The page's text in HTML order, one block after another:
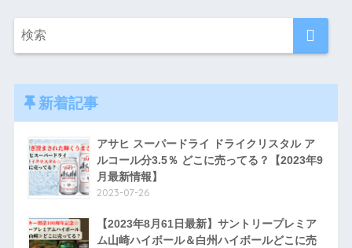
新着記事
アサヒ スーパードライ ドライクリスタル ア
ルコール分3.5％ どこに売ってる？【2023年9
月最新情報】
2023-07-26
【2023年8月61日最新】サントリープレミア
ム山崎ハイボール＆白州ハイボールどこに売